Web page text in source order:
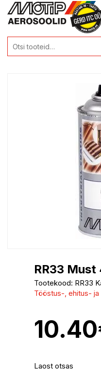
RR33 Must
Tootekood: RR33
Tööstus-, ehitus- ja
10.40
Laost otsas